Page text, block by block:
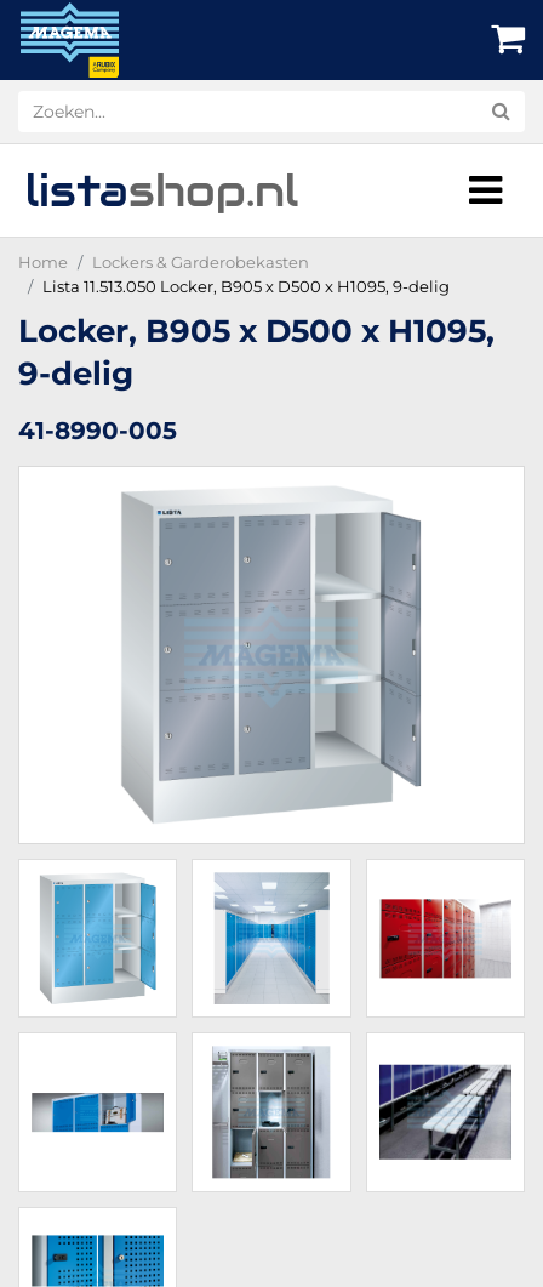
listashop.nl
Home
Lockers & Garderobekasten
Lista 11.513.050 Locker, B905 x D500 x H1095, 9-delig
Locker, B905 x D500 x H1095,
9-delig
41-8990-005